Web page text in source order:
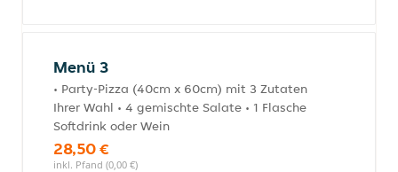
Menü 3
• Party-Pizza (40cm x 60cm) mit 3 Zutaten
Ihrer Wahl • 4 gemischte Salate • 1 Flasche
Softdrink oder Wein
28,50 €
inkl. Pfand (0,00 €)